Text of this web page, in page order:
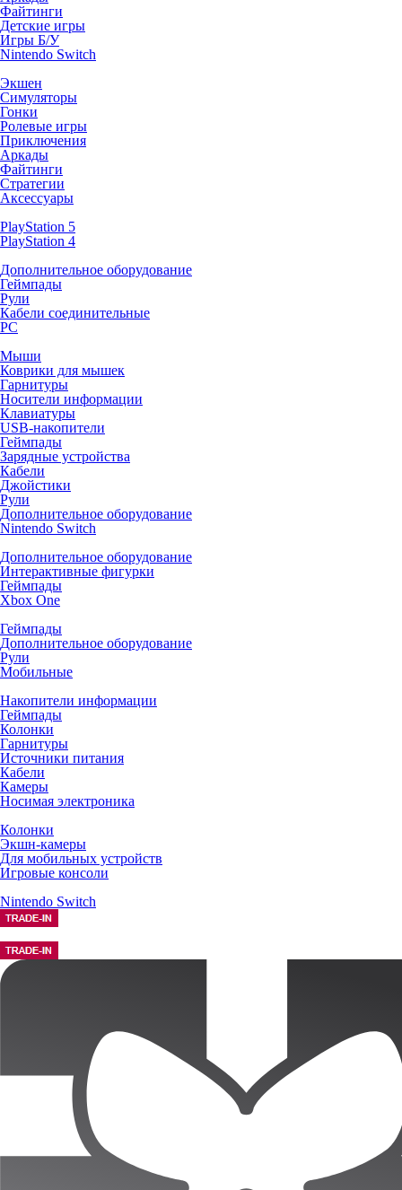
Файтинги
Детские игры
Игры Б/У
Nintendo Switch
Экшен
Симуляторы
Гонки
Ролевые игры
Приключения
Аркады
Файтинги
Стратегии
Аксессуары
PlayStation 5
PlayStation 4
Дополнительное оборудование
Геймпады
Рули
Кабели соединительные
PC
Мыши
Коврики для мышек
Гарнитуры
Носители информации
Клавиатуры
USB-накопители
Геймпады
Зарядные устройства
Кабели
Джойстики
Рули
Дополнительное оборудование
Nintendo Switch
Дополнительное оборудование
Интерактивные фигурки
Геймпады
Xbox One
Геймпады
Дополнительное оборудование
Рули
Мобильные
Накопители информации
Геймпады
Колонки
Гарнитуры
Источники питания
Кабели
Камеры
Носимая электроника
Колонки
Экшн-камеры
Для мобильных устройств
Игровые консоли
Nintendo Switch